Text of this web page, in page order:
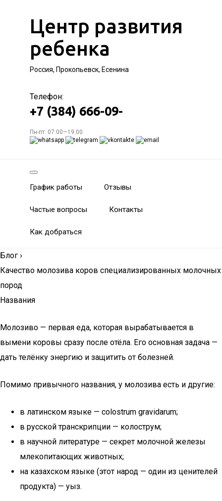
Центр развития
ребенка
Россия, Прокопьевск, Есенина
Телефон:
+7 (384) 666-09-
Пн-пт: 07:00—19:00
График работы Отзывы
Частые вопросы Контакты
Как добраться
Блог ›
Качество молозива коров специализированных молочных
пород
Названия
Молозиво — первая еда, которая вырабатывается в
вымени коровы сразу после отёла. Его основная задача —
дать телёнку энергию и защитить от болезней.
Помимо привычного названия, у молозива есть и другие:
в латинском языке — colostrum gravidarum;
в русской транскрипции — колострум;
в научной литературе — секрет молочной железы
млекопитающих животных;
на казахском языке (этот народ — один из ценителей
продукта) — уыз.